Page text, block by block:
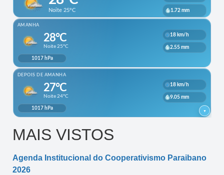
MAIS VISTOS
Agenda Institucional do Cooperativismo Paraibano
2026